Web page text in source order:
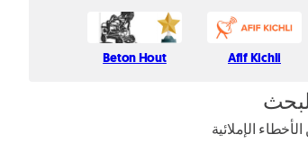
Beton Hout Afif Kichli
الإملائية